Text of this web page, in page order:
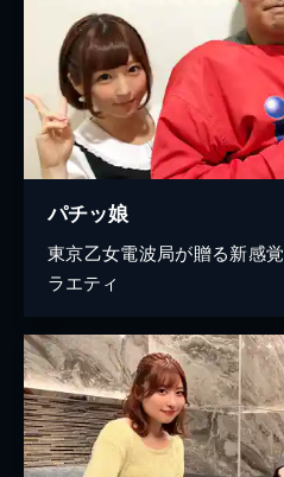
パチッ娘
東京乙女電波局が贈る新感
ラエティ